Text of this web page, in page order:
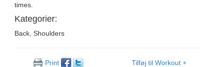
times.
Kategorier:
Back, Shoulders
Print Tilføj til Workout +